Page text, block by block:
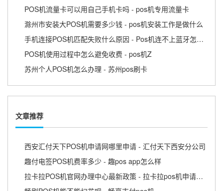
POS机流量卡可以用自己手机卡吗 - pos机专用流量卡
滁州市安装大POS机需要多少钱 - pos机安装工作是做什么
手机连接POS机匹配失败什么原因 - Pos机连不上蓝牙怎么回事
POS机使用过程中怎么避免收费 - pos机Z
苏州个人POS机怎么办理 - 苏州pos刷卡
文章推荐
西安汇付天下POS机申请网哪里申请 - 汇付天下西安分公司
趣付电签POS机费率多少 - 趣pos app怎么样
拉卡拉POS机官网办理中心最新政策 - 拉卡拉pos机申请条件